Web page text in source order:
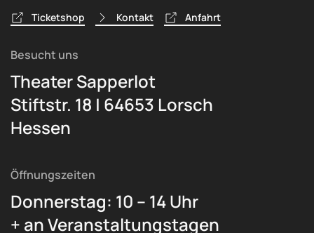
Ticketshop Kontakt Anfahrt
Besucht uns
Theater Sapperlot
Stiftstr. 18 | 64653 Lorsch
Hessen
Öffnungszeiten
Donnerstag: 10 – 14 Uhr
+ an Veranstaltungstagen